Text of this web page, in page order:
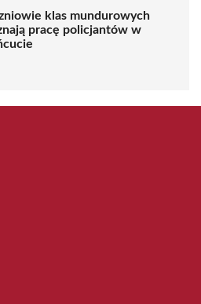
klas mundurowych
pracę policjantów w